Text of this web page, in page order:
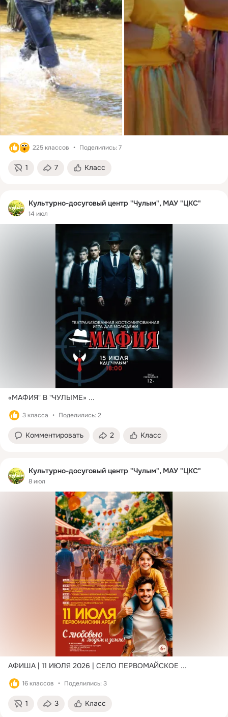
225 классов Поделились: 7
1 7 Класс
Культурно-досуговый центр "Чулым", МАУ "ЦКС"
14 июл
«МАФИЯ" В "ЧУЛЫМЕ» ...
3 класса Поделились: 2
Комментировать 2 Класс
Культурно-досуговый центр "Чулым", МАУ "ЦКС"
8 июл
АФИША | 11 ИЮЛЯ 2026 | СЕЛО ПЕРВОМАЙСКОЕ ...
16 классов Поделились: 3
1 3 Класс